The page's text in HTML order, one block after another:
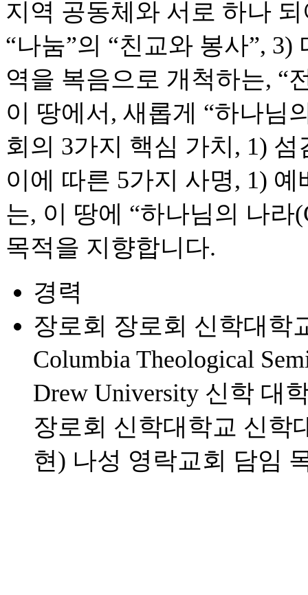
지역 공동체와 서로 하나
“나눔”의 “친교와 봉사”,
역을 복음으로 개척하는, “
이 땅에서, 새롭게 “하나님
회의 3가지 핵심 가치, 1)
이에 따른 5가지 사명, 1)
는, 이 땅에 “하나님의 나라
목적을 지향합니다.
경력
장로회 장로회 신학대학
Columbia Theological
Drew University 신학 대
장로회 신학대학교 신학
현) 나성 영락교회 담임